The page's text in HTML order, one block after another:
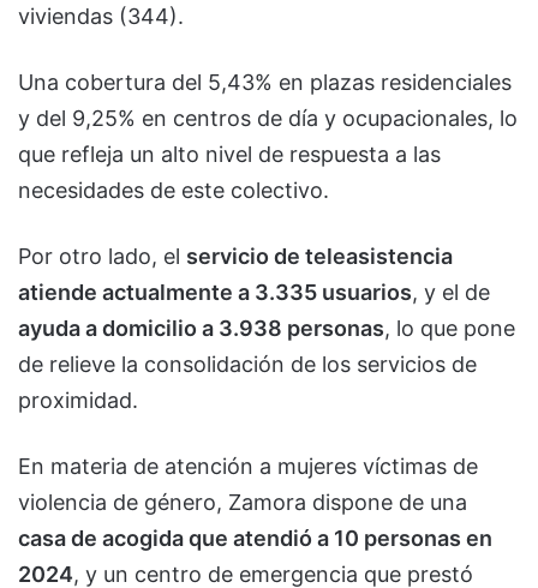
viviendas (344).
Una cobertura del 5,43% en plazas residenciales
y del 9,25% en centros de día y ocupacionales, lo
que refleja un alto nivel de respuesta a las
necesidades de este colectivo.
Por otro lado, el servicio de teleasistencia
atiende actualmente a 3.335 usuarios, y el de
ayuda a domicilio a 3.938 personas, lo que pone
de relieve la consolidación de los servicios de
proximidad.
En materia de atención a mujeres víctimas de
violencia de género, Zamora dispone de una
casa de acogida que atendió a 10 personas en
2024, y un centro de emergencia que prestó